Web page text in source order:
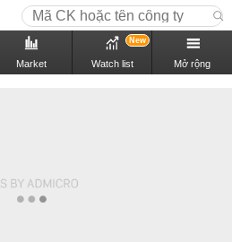
Market Watch list
New
Mở rộng